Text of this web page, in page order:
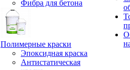
Фибра для бетона
Полимерные краски
Эпоксидная краска
Антистатическая